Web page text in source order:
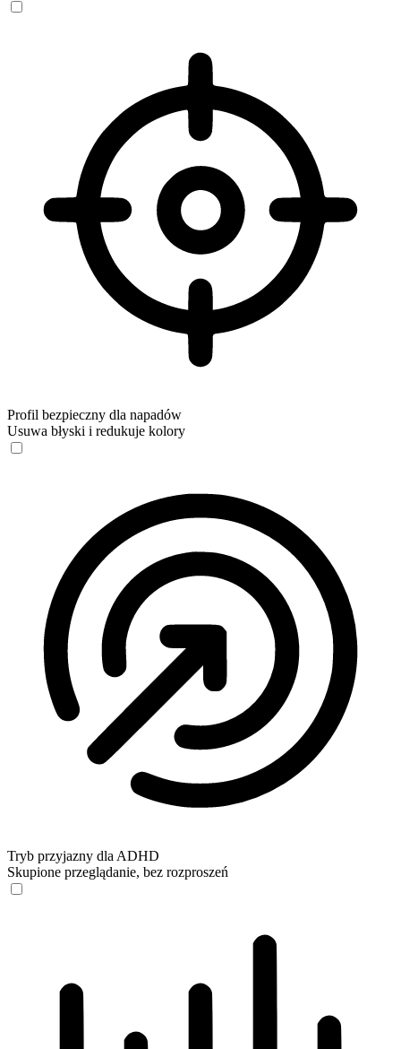
Profil bezpieczny dla napadów
Usuwa błyski i redukuje kolory
Tryb przyjazny dla ADHD
Skupione przeglądanie, bez rozproszeń